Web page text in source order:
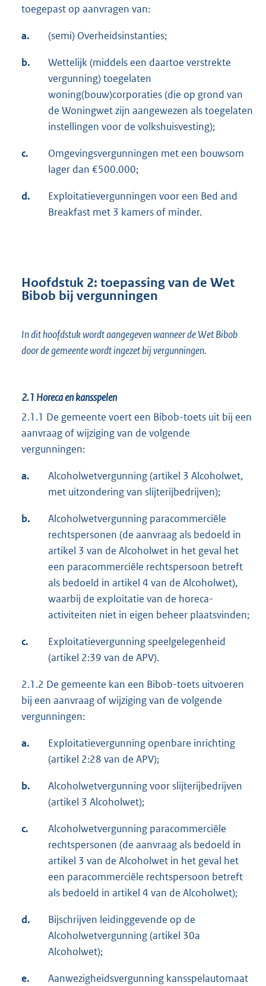
toegepast op aanvragen van:
a. (semi) Overheidsinstanties;
b.
Wettelijk (middels een daartoe verstrekte
vergunning) toegelaten
woning(bouw)corporaties (die op grond van
de Woningwet zijn aangewezen als toegelaten
instellingen voor de volkshuisvesting);
c.
Omgevingsvergunningen met een bouwsom
lager dan €500.000;
d.
Exploitatievergunningen voor een Bed and
Breakfast met 3 kamers of minder.
Hoofdstuk 2: toepassing van de Wet
Bibob bij vergunningen
In dit hoofdstuk wordt aangegeven wanneer de Wet Bibob
door de gemeente wordt ingezet bij vergunningen.
2.1 Horeca en kansspelen
2.1.1 De gemeente voert een Bibob-toets uit bij een
aanvraag of wijziging van de volgende
vergunningen:
a.
Alcoholwetvergunning (artikel 3 Alcoholwet,
met uitzondering van slijterijbedrijven);
b.
Alcoholwetvergunning paracommerciële
rechtspersonen (de aanvraag als bedoeld in
artikel 3 van de Alcoholwet in het geval het
een paracommerciële rechtspersoon betreft
als bedoeld in artikel 4 van de Alcoholwet),
waarbij de exploitatie van de horeca-
activiteiten niet in eigen beheer plaatsvinden;
c.
Exploitatievergunning speelgelegenheid
(artikel 2:39 van de APV).
2.1.2 De gemeente kan een Bibob-toets uitvoeren
bij een aanvraag of wijziging van de volgende
vergunningen:
a.
Exploitatievergunning openbare inrichting
(artikel 2:28 van de APV);
b.
Alcoholwetvergunning voor slijterijbedrijven
(artikel 3 Alcoholwet);
c.
Alcoholwetvergunning paracommerciële
rechtspersonen (de aanvraag als bedoeld in
artikel 3 van de Alcoholwet in het geval het
een paracommerciële rechtspersoon betreft
als bedoeld in artikel 4 van de Alcoholwet);
d.
Bijschrijven leidinggevende op de
Alcoholwetvergunning (artikel 30a
Alcoholwet);
e.
Aanwezigheidsvergunning kansspelautomaat